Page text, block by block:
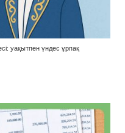
уақытпен үндес ұрпақ